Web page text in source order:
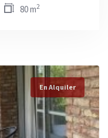
80 m2
En Alquiler